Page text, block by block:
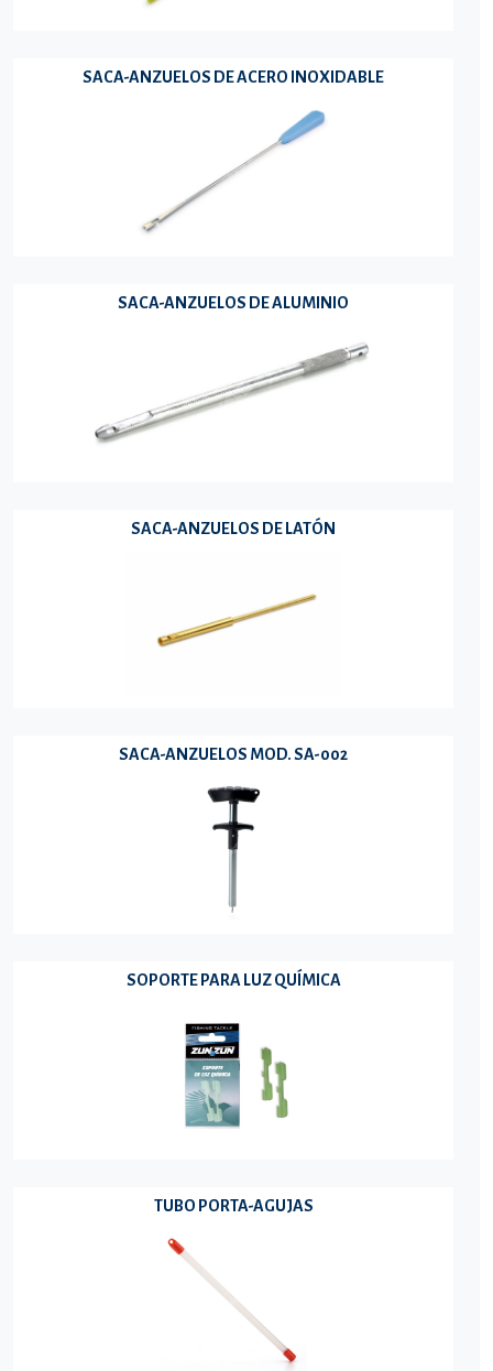
SACA-ANZUELOS DE ACERO INOXIDABLE
SACA-ANZUELOS DE ALUMINIO
SACA-ANZUELOS DE LATÓN
SACA-ANZUELOS MOD. SA-002
SOPORTE PARA LUZ QUÍMICA
TUBO PORTA-AGUJAS